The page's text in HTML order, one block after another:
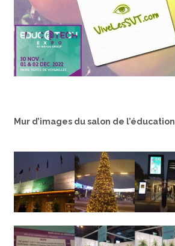
Mur d’images du salon de l’éducation